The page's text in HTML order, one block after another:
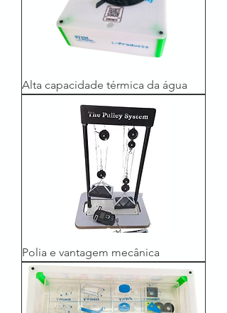
Alta capacidade térmica da água
Polia e vantagem mecânica